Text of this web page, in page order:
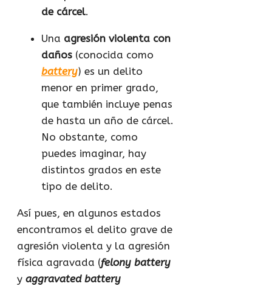
de cárcel.
Una agresión violenta con
daños (conocida como
battery) es un delito
menor en primer grado,
que también incluye penas
de hasta un año de cárcel.
No obstante, como
puedes imaginar, hay
distintos grados en este
tipo de delito.
Así pues, en algunos estados
encontramos el delito grave de
agresión violenta y la agresión
física agravada (felony battery
y aggravated battery